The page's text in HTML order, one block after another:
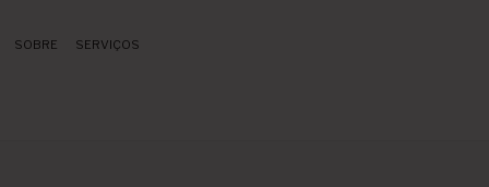
SOBRE SERVIÇOS